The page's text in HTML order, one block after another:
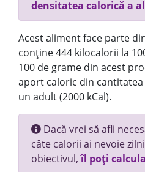
densitatea calorică a
Acest aliment face parte
conține 444 kilocalorii la
100 de grame din acest
aport caloric din
un adult (2000 kCal).
Dacă vrei să afli
câte calorii ai nevoie
obiectivul,îl poți